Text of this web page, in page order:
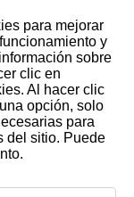
para mejorar
y
sobre
clic en
Al hacer clic
opción, solo
para
del sitio. Puede